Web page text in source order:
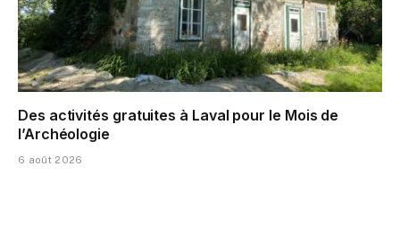
Des activités gratuites à Laval pour le Mois de
l’Archéologie
6 août 2026